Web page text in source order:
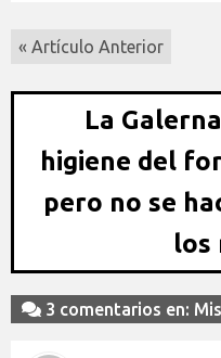
« Artículo Anterior
La
higiene del
pero no se
los
3 comentarios en: